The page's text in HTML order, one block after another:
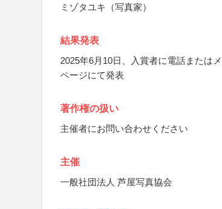
ミゾタユキ（写真家）
結果発表
2025年6月10日、入賞者に電話または
ページにて発表
著作権の扱い
主催者にお問い合わせください
主催
一般社団法人 芦屋写真協会